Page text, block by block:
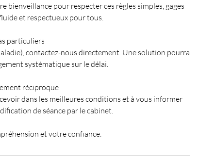
pour respecter ces règles simples, gages
et respectueux pour tous.
particuliers
contactez-nous directement. Une solution pourra
systématique sur le délai.
réciproque
dans les meilleures conditions et à vous informer
de séance par le cabinet.
et votre confiance.